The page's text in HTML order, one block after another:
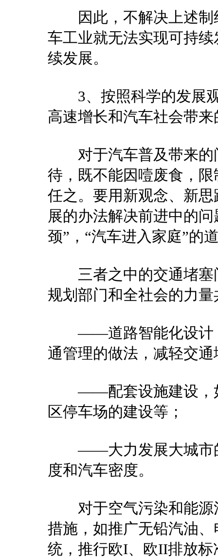
因此，不解决上述制
车工业就无法实现可持
续发展。
3、按照科学的发展观
高速增长和汽车社会带
对于汽车普及带来的
待，既不能因噎废食，
任之。要用新观念、新
展的办法解决前进中的
颈”，“汽车进入家庭”的
三者之中的交通堵塞
规划部门和全社会的力
——道路智能化设计，
通管理的做法，减轻交通
——配套设施建设，如
区停车场的建设等；
——大力发展大城市的
度和汽车密度。
对于空气污染和能源
措施，如推广无铅汽油
统，推行欧I、欧II排放